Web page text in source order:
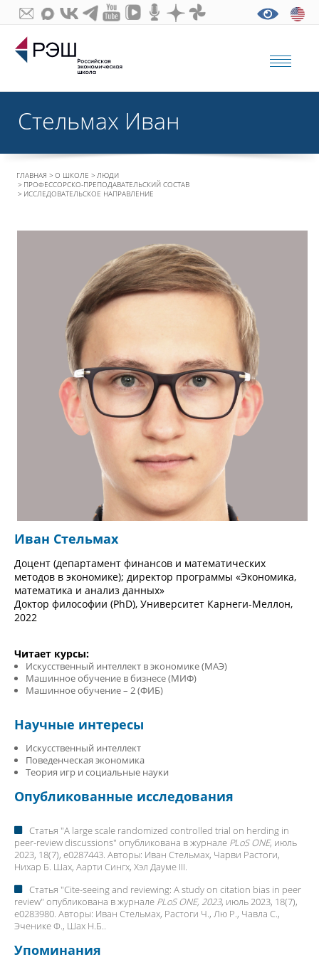
Стельмах Иван
ГЛАВНАЯ О ШКОЛЕ
ЛЮДИ
ПРОФЕССОРСКО-ПРЕПОДАВАТЕЛЬСКИЙ СОСТАВ
ИССЛЕДОВАТЕЛЬСКОЕ НАПРАВЛЕНИЕ
Иван Стельмах
Доцент (департамент финансов и математических
методов в экономике); директор программы «Экономика,
математика и анализ данных»
Доктор философии (PhD), Университет Карнеги-Меллон,
2022
Читает курсы:
Искусственный интеллект в экономике (MAЭ)
Машинное обучение в бизнесе (MИФ)
Машинное обучение – 2 (ФИБ)
Научные интересы
Искусственный интеллект
Поведенческая экономика
Теория игр и социальные науки
Опубликованные исследования
Статья "A large scale randomized controlled trial on herding in
peer-review discussions" опубликована в журнале PLoS ONE, июль
2023, 18(7), e0287443. Авторы: Иван Стельмах, Чарви Растоги,
Нихар Б. Шах, Аарти Сингх, Хэл Дауме III.
Статья "Cite-seeing and reviewing: A study on citation bias in peer
review" опубликована в журнале PLoS ONE, 2023, июль 2023, 18(7),
e0283980. Авторы: Иван Стельмах, Растоги Ч., Лю Р., Чавла С.,
Эченике Ф., Шах Н.Б..
Упоминания